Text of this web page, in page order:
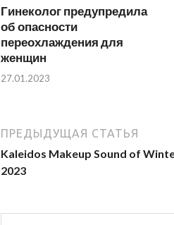
Гинеколог предупредила
об опасности
переохлаждения для
женщин
27.01.2023
ПРЕДЫДУЩАЯ СТАТЬЯ
Kaleidos Makeup Sound of
2023